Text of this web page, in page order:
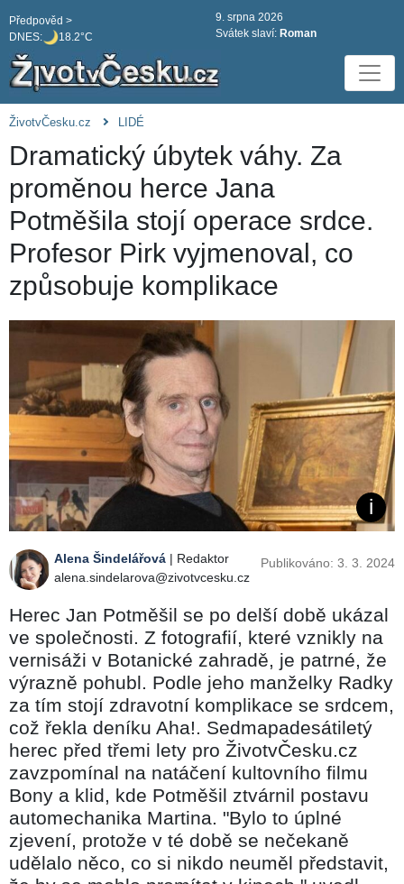
DNES: 18.2°C
Předpověd >
9. srpna 2026
Svátek slaví: Roman
ŽivotvČesku.cz LIDÉ
Dramatický úbytek váhy. Za
proměnou herce Jana
Potměšila stojí operace srdce.
Profesor Pirk vyjmenoval, co
způsobuje komplikace
Alena Šindelářová | Redaktor
alena.sindelarova@zivotvcesku.cz
Publikováno: 3. 3. 2024
Herec Jan Potměšil se po delší době ukázal
ve společnosti. Z fotografií, které vznikly na
vernisáži v Botanické zahradě, je patrné, že
výrazně pohubl. Podle jeho manželky Radky
za tím stojí zdravotní komplikace se srdcem,
což řekla deníku Aha!. Sedmapadesátiletý
herec před třemi lety pro ŽivotvČesku.cz
zavzpomínal na natáčení kultovního filmu
Bony a klid, kde Potměšil ztvárnil postavu
automechanika Martina. "Bylo to úplné
zjevení, protože v té době se nečekaně
udělalo něco, co si nikdo neuměl představit,